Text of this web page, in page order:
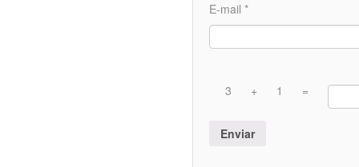
E-mail *
3 + 1 =